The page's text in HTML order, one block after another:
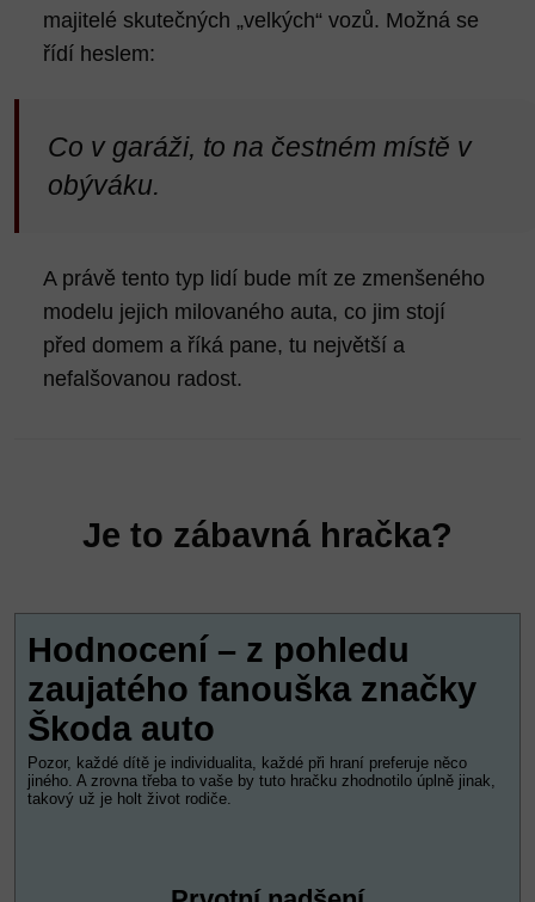
majitelé skutečných „velkých“ vozů. Možná se
řídí heslem:
Co v garáži, to na čestném místě v
obýváku.
A právě tento typ lidí bude mít ze zmenšeného
modelu jejich milovaného auta, co jim stojí
před domem a říká pane, tu největší a
nefalšovanou radost.
Je to zábavná hračka?
Hodnocení – z pohledu
zaujatého fanouška značky
Škoda auto
Pozor, každé dítě je individualita, každé při hraní preferuje něco
jiného. A zrovna třeba to vaše by tuto hračku zhodnotilo úplně jinak,
takový už je holt život rodiče.